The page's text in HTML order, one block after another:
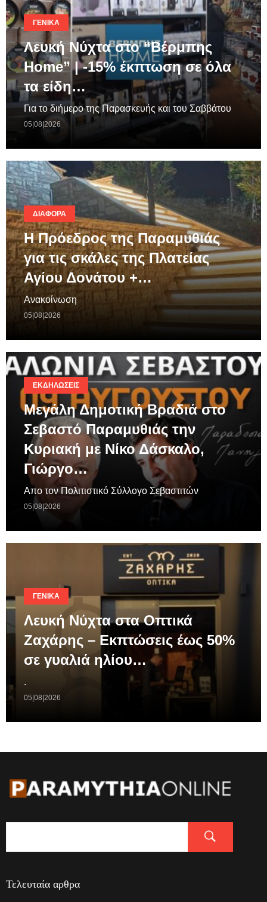
ΓΕΝΙΚΆ
Λευκή Νύχτα στο “Βέρμπης
Home” | -15% έκπτωση σε όλα
τα είδη…
Για το διήμερο της Παρασκευής και του Σαββάτου
05|08|2026
ΔΙΆΦΟΡΑ
Η Πρόεδρος της Παραμυθιάς
για τις σκάλες της Πλατείας
Αγίου Δονάτου +…
Ανακοίνωση
05|08|2026
ΕΚΔΗΛΏΣΕΙΣ
Μεγάλη Δημοτική Βραδιά στο
Σεβαστό Παραμυθιάς την
Κυριακή με Νίκο Δάσκαλο,
Γιώργο…
Απο τον Πολιτιστικό Σύλλογο Σεβαστιτών
05|08|2026
ΓΕΝΙΚΆ
Λευκή Νύχτα στα Οπτικά
Ζαχάρης – Εκπτώσεις έως 50%
σε γυαλιά ηλίου…
.
05|08|2026
Τελευταία αρθρα